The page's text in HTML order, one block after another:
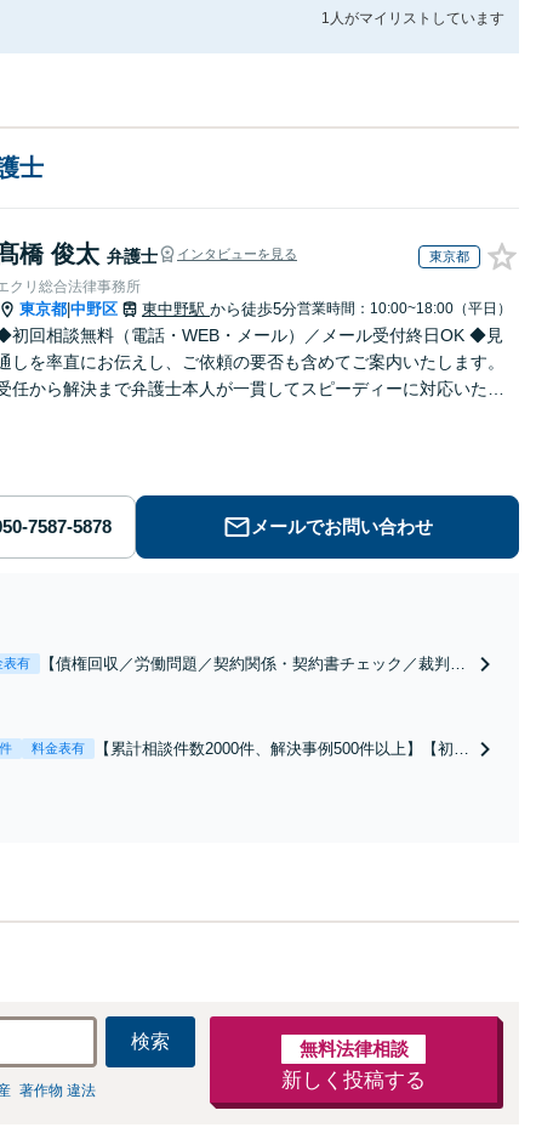
1人がマイリストしています
士
橋 俊太 弁護士 インタビューを見る 東京都
クリ総合法律事務所
東京都 中野区 東中野駅 から徒歩5分営業時間：10:00~18:00（平日）
初回相談無料（電話・WEB・メール）／メール受付終日OK ◆見
しを率直にお伝えし、ご依頼の要否も含めてご案内いたします。
任から解決まで弁護士本人が一貫してスピーディーに対応いたし
メールでお問い合わせ
表有
【債権回収／労働問題／契約関係・契約書チェック／裁判対
をお探しの方もご相談ください！【顧問経験豊富】【個別案
件も対応OK】
料金表有
【累計相談件数2000件、解決事例500件以上】【初回
検索
著作物 違法
無料法律相談
新しく投稿する